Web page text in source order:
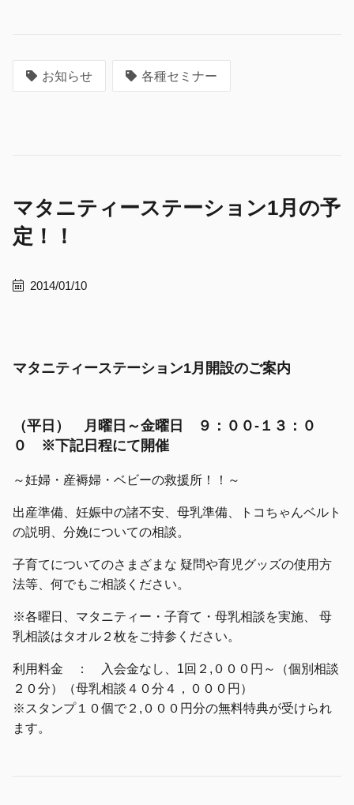
お知らせ 各種セミナー
マタニティーステーション1月の予
定！！
2014/01/10
マタニティーステーション1月開設のご案内
（平日） 月曜日～金曜日 ９：００-１３：０
０ ※下記日程にて開催
～妊婦・産褥婦・ベビーの救援所！！～
出産準備、妊娠中の諸不安、母乳準備、トコちゃんベルト
の説明、分娩についての相談。
子育てについてのさまざまな 疑問や育児グッズの使用方
法等、何でもご相談ください。
※各曜日、マタニティー・子育て・母乳相談を実施、 母
乳相談はタオル２枚をご持参ください。
利用料金 ： 入会金なし、1回２,０００円～（個別相談
２０分）（母乳相談４０分４，０００円）
※スタンプ１０個で２,０００円分の無料特典が受けられ
ます。